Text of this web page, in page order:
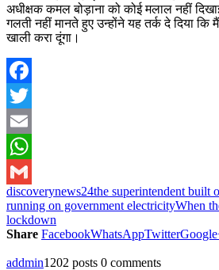
अधीक्षक कमल बोड़ाना को कोई मलाल नहीं
गलती नहीं मानते हुए उन्होंने यह तर्क दे दिया कि
खाली करा दूंगा।
Facebook
Twitter
Email
WhatsApp
Gmail
discoverynews24the superintendent built
running on government electricityWhen
lockdown
Share FacebookWhatsAppTwitter
addmin1202 posts 0 comments